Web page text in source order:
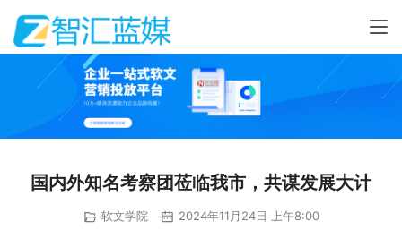
国内外知名考察团莅临我市，共谋发展大计
软文学院 2024年11月24日 上午8:00